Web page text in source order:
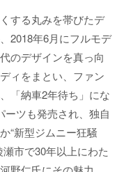
する丸みを帯びたデ
2018年6月にフルモデ
のデザインを真っ向
ィをまとい、ファン
「納車2年待ち」にな
ーツも発売され、独自
“新型ジムニー狂騒
市で30年以上にわた